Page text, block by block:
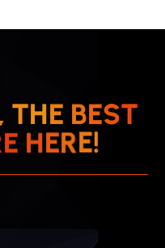
THE BEST
E HERE!